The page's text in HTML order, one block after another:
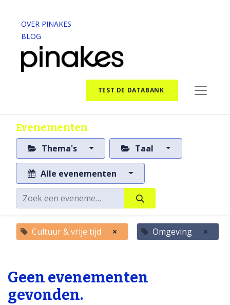
OVER PINAKES
BLOG
TEST DE DATABANK
Evenementen
Thema's Taal
Alle evenementen
Cultuur & vrije tijd × Omgeving ×
Geen evenementen
gevonden.